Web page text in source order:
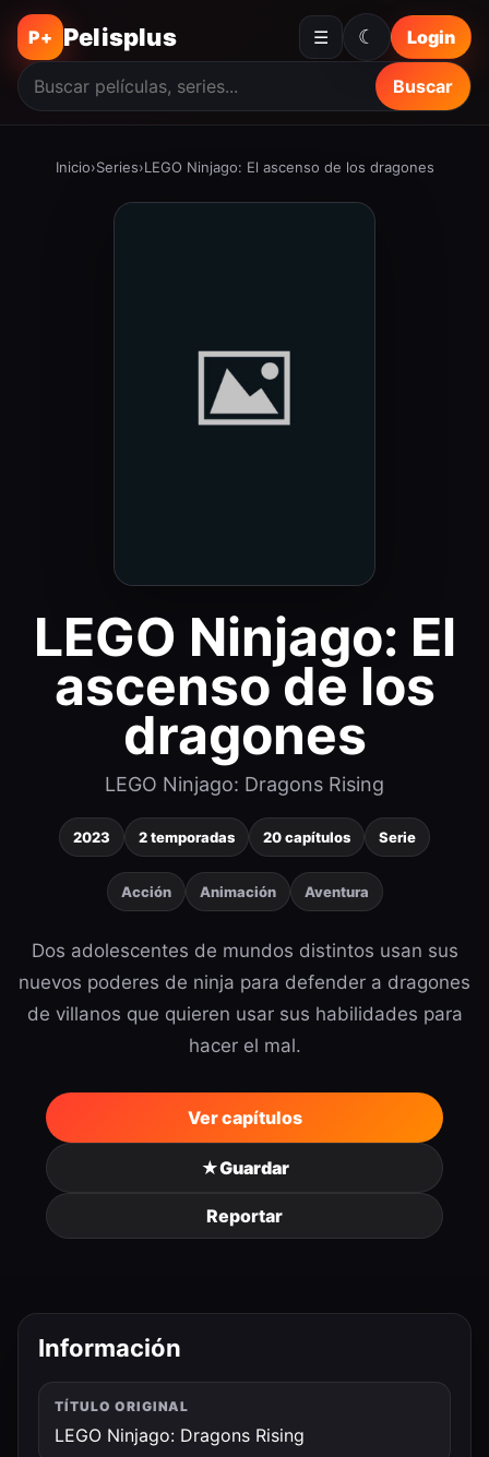
P+ Pelisplus ☰
Buscar
Login
☾
Inicio›Series›LEGO Ninjago: El ascenso de los dragones
LEGO Ninjago: El
ascenso de los
dragones
LEGO Ninjago: Dragons Rising
2023 2 temporadas 20 capítulos Serie
Acción Animación Aventura
Dos adolescentes de mundos distintos usan sus
nuevos poderes de ninja para defender a dragones
de villanos que quieren usar sus habilidades para
hacer el mal.
Ver capítulos
★Guardar
Reportar
Información
TÍTULO ORIGINAL
LEGO Ninjago: Dragons Rising